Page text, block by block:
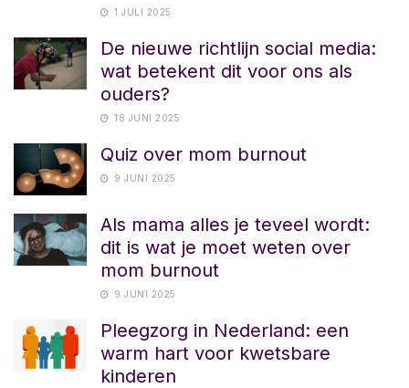
1 JULI 2025
De nieuwe richtlijn social media:
wat betekent dit voor ons als
ouders?
18 JUNI 2025
Quiz over mom burnout
9 JUNI 2025
Als mama alles je teveel wordt:
dit is wat je moet weten over
mom burnout
9 JUNI 2025
Pleegzorg in Nederland: een
warm hart voor kwetsbare
kinderen